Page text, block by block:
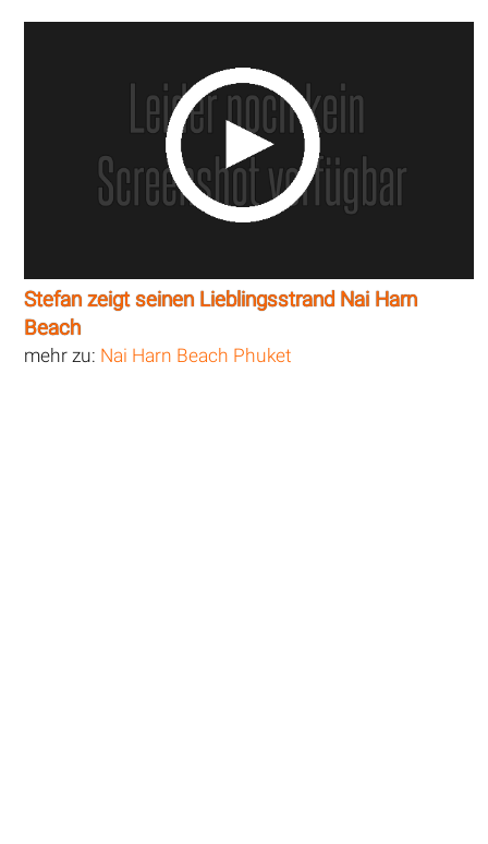
Stefan zeigt seinen Lieblingsstrand Nai Harn
Beach
mehr zu: Nai Harn Beach Phuket